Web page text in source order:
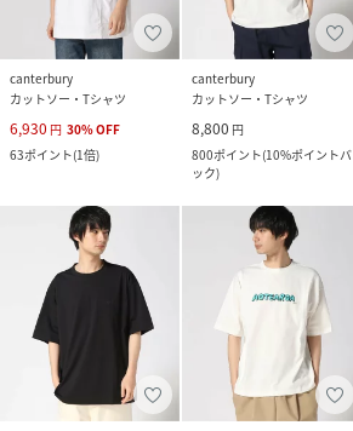
canterbury
カットソー・Tシャツ
6,930 円 30%OFF
63ポイント(1倍)
canterbury
カットソー・Tシャツ
8,800 円
800ポイント(10%ポイントバ
ック)